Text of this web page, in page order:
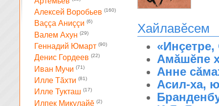
Хайлавĕсем
Амăшĕпе
Анне
Асил-ха,
Алексей Воробьев (160)
Ваççа Аниççи (6)
Валем Ахун (29)
Геннадий Юмарт (90)
Денис Гордеев (22)
Иван Мучи (71)
Илле Тăхти (81)
Илле Тукташ (17)
Илпек Микулайĕ (2)